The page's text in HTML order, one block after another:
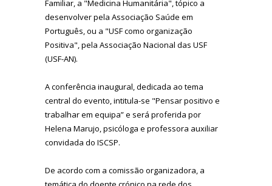
Familiar, a "Medicina Humanitária", tópico a
desenvolver pela Associação Saúde em
Português, ou a "USF como organização
Positiva", pela Associação Nacional das USF
(USF-AN).
A conferência inaugural, dedicada ao tema
central do evento, intitula-se "Pensar positivo e
trabalhar em equipa” e será proferida por
Helena Marujo, psicóloga e professora auxiliar
convidada do ISCSP.
De acordo com a comissão organizadora, a